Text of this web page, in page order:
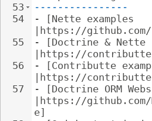
53
54
55
56
57
----------------
-
[Nette examples
|https://github.com/
-
[Doctrine & Nette
|https://
-
[Contributte
|https://
-
[Doctrine ORM
|https://github.com/
e]